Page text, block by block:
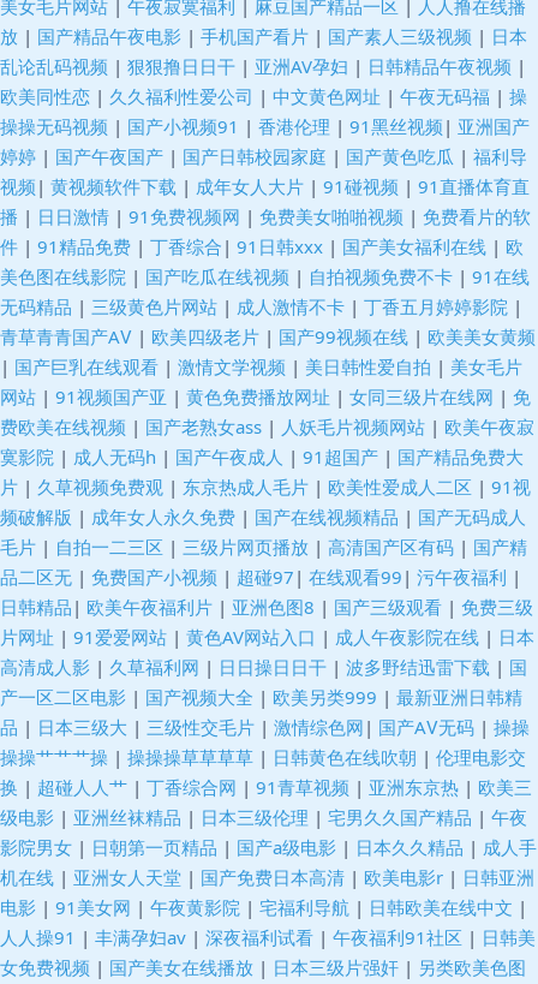
人艹 日韩理论在线 在线国产二区 国产宾馆自拍 麻豆精品md 婷婷五月份视
频 AV熟女闻 久久福利导航 色色av 91国产孕妇 韩国色色网 青娱乐豆花午夜
av导航网址网站 老司机操操 色一本道 97色论精品 国产日韩九九 欧美性爱在
线 影音先锋鲁鲁 超碰香蕉 免费网站91 亚洲狼人影院 超碰97制服 麻豆久久
天堂av影院 91直接观看入口 国产精品永久免费 青草青草 一区二区国产视频
AV午夜影视 美女内射白浆 香蕉视频黄在线 www人人色 黑丝袜喷水视频网
熟女人妻一二区 97超碰人人干 國內精品區在綫 欧美三级网址 豆花视频在线
观看 青娱乐老司机77 伊人色色 超碰人妻在线 久久国产精品人夷 天天干天天
日本 91大神片子 国产A级性交片 免费的av网站 操天天操 久草性生活片 日本
蜜桃综合网 91抱起来打桩 www高清无码 国产不卡电影 久草精品伦理 色中
色综合色图 91人妻人人妻人 韩国aa免费视频 日本69式HD 伊人春色成人 a
片网站视频 韩国色情影院 日韩爽片 91豆花网站 超碰爱久 久草视频在线毛片
熟妇人妻视频 91在线视屏 国产精品爽歪歪 日韩三级高清无码 91干逼精品 色
婷婷综合资源网 Av性爱中文 九一免费看片 五月狼人AV 97人妻碰碰碰 激情
超碰97 超碰在线人 欧美A∨视频 在线观看欧美肏屄 国产精品色网 人人插97
在线观看色 超碰99在线老妇 久久青草线蕉国产 www麻豆传 久久香蕉黄色片
美女毛片网站 午夜寂寞福利 麻豆国产精品一区
人人撸在线播
放 | 国产精品午夜电影 | 手机国产看片 | 国产素人三级视频 | 日本
乱论乱码视频 | 狠狠撸日日干 | 亚洲AV孕妇 | 日韩精品午夜视频 |
欧美同性恋 | 久久福利性爱公司 | 中文黄色网址 | 午夜无码福 | 操
操操无码视频 | 国产小视频91 | 香港伦理 | 91黑丝视频 | 亚洲国产
婷婷 | 国产午夜国产 | 国产日韩校园家庭 | 国产黄色吃瓜 | 福利导
视频 | 黄视频软件下载 | 成年女人大片 | 91碰视频 | 91直播体育直
播 | 日日激情 | 91免费视频网 | 免费美女啪啪视频 | 免费看片的软
件 | 91精品免费 | 丁香综合 | 91日韩xxx | 国产美女福利在线 | 欧
美色图在线影院 | 国产吃瓜在线视频 | 自拍视频免费不卡 | 91在线
无码精品 | 三级黄色片网站 | 成人激情不卡 | 丁香五月婷婷影院 |
青草青青国产AⅤ | 欧美四级老片 | 国产99视频在线 | 欧美美女黄频
| 国产巨乳在线观看 | 激情文学视频 | 美日韩性爱自拍 | 美女毛片
网站 | 91视频国产亚 | 黄色免费播放网址 | 女同三级片在线网 | 免
费欧美在线视频 | 国产老熟女ass | 人妖毛片视频网站 | 欧美午夜寂
寞影院 | 成人无码h | 国产午夜成人 | 91超国产 | 国产精品免费大
片 | 久草视频免费观 | 东京热成人毛片 | 欧美性爱成人二区 | 91视
频破解版 | 成年女人永久免费 | 国产在线视频精品 | 国产无码成人
毛片 | 自拍一二三区 | 三级片网页播放 | 高清国产区有码 | 国产精
品二区无 | 免费国产小视频 | 超碰97 | 在线观看99 | 污午夜福利 |
日韩精品 | 欧美午夜福利片 | 亚洲色图8 | 国产三级观看 | 免费三级
片网址 | 91爱爱网站 | 黄色AV网站入口 | 成人午夜影院在线 | 日本
高清成人影 | 久草福利网 | 日日操日日干 | 波多野结迅雷下载 | 国
产一区二区电影 | 国产视频大全 | 欧美另类999 | 最新亚洲日韩精
品 | 日本三级大 | 三级性交毛片 | 激情综色网 | 国产AⅤ无码 | 操操
操操艹艹艹操 | 操操操草草草草 | 日韩黄色在线吹朝 | 伦理电影交
换 | 超碰人人艹 | 丁香综合网 | 91青草视频 | 亚洲东京热 | 欧美三
级电影 | 亚洲丝袜精品 | 日本三级伦理 | 宅男久久国产精品 | 午夜
影院男女 | 日朝第一页精品 | 国产a级电影 | 日本久久精品 | 成人手
机在线 | 亚洲女人天堂 | 国产免费日本高清 | 欧美电影r | 日韩亚洲
电影 | 91美女网 | 午夜黄影院 | 宅福利导航 | 日韩欧美在线中文 |
人人操91 | 丰满孕妇av | 深夜福利试看 | 午夜福利91社区 | 日韩美
女免费视频 | 国产美女在线播放 | 日本三级片强奸 | 另类欧美色图